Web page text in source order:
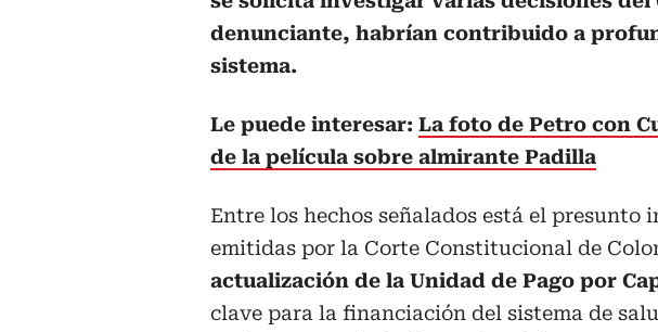
denunciante, habrían contribuido a
sistema.
Le puede interesar: La foto de Petro con
de la película sobre almirante Padilla
Entre los hechos señalados está el presunto
emitidas por la Corte Constitucional de
actualización de la Unidad de Pago por
clave para la financiación del sistema de